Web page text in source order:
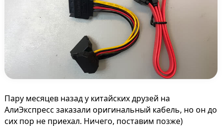
Пару месяцев назад у китайских друзей на
АлиЭкспресс заказали оригинальный кабель, но он до
сих пор не приехал. Ничего, поставим позже)